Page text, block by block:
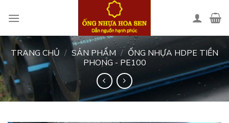
TRANG CHỦ / SẢN PHẨM / ỐNG NHỰA HDPE TIỀN
PHONG - PE100